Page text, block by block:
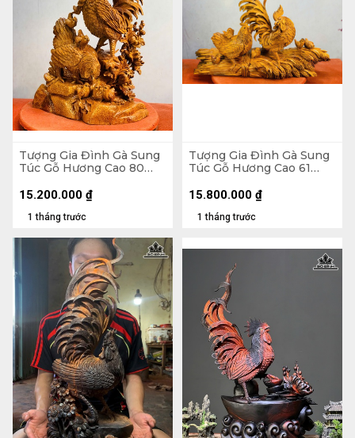
Tượng Gia Đình Gà Sung
Túc Gỗ Hương Cao 80
1 tháng trước
15.200.000 ₫
Tượng Gia Đình Gà Sung
Túc Gỗ Hương Cao 61
1 tháng trước
15.800.000 ₫